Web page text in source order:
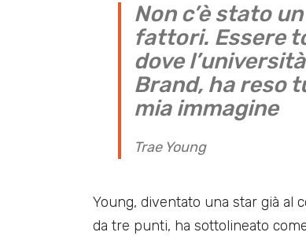
Non c’è stato
fattori. Essere
dove
Brand, ha reso
mia immagine
Trae Young
Young, diventato una star già al
da tre punti, ha sottolineato